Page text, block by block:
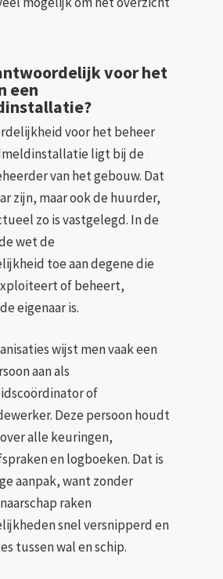
voor het
een
voor het beheer
ligt bij de
van het gebouw. Dat
zijn, maar ook de huurder,
zo is vastgelegd. In de
wet de
toe aan degene die
of beheert,
eigenaar is.
wijst men vaak een
aan als
of
Deze persoon houdt
alle keuringen,
en logboeken. Dat is
aanpak, want zonder
raken
snel versnipperd en
tussen wal en schip.